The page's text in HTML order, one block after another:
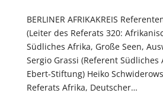
BERLINER AFRIKAKREIS
(Leiter des Referats 320:
Südliches Afrika, Große Seen,
Sergio Grassi (Referent
Ebert-Stiftung) Heiko
Referats Afrika, Deutscher…